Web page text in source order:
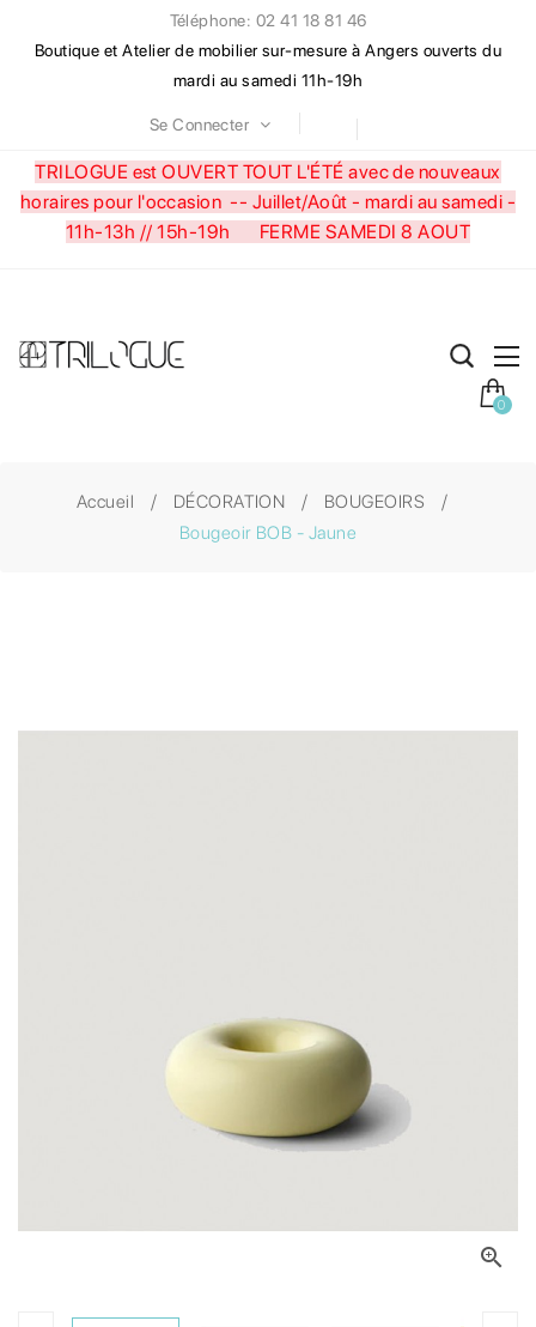
Téléphone: 02 41 18 81 46
Boutique et Atelier de mobilier sur-mesure à Angers ouverts du
mardi au samedi 11h-19h
Se Connecter
TRILOGUE est OUVERT TOUT L'ÉTÉ avec de nouveaux
horaires pour l'occasion -- Juillet/Août - mardi au samedi -
11h-13h // 15h-19h FERME SAMEDI 8 AOUT
0
Accueil DÉCORATION
BOUGEOIRS
Bougeoir BOB - Jaune
